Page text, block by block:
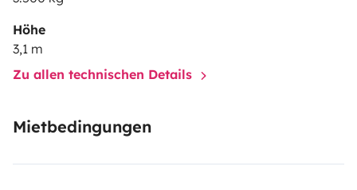
Höhe
3,1 m
Zu allen technischen Details
Mietbedingungen